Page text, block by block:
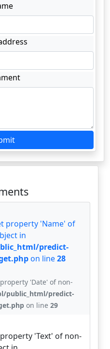
property 'Name' of
in
predict-
on line28
'Date' of non-
public_html/predict-
on line 29
'Text' of non-